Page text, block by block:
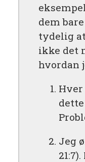
dem
tydelig
ikke det
hvordan
Hver
Jeg